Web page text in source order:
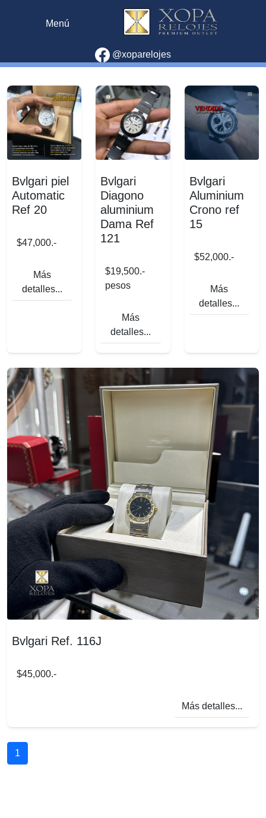
Menú
@xoparelojes
Bvlgari piel
Automatic
Ref 20
$47,000.-
Más
detalles...
Bvlgari
Diagono
aluminium
Dama Ref
121
$19,500.-
pesos
Más
detalles...
Bvlgari
Aluminium
Crono ref
15
$52,000.-
Más
detalles...
Bvlgari Ref. 116J
$45,000.-
Más detalles...
1